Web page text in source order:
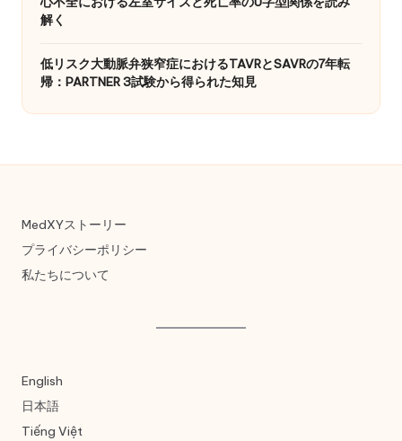
解く
低リスク大動脈弁狭窄症におけるTAVRとSAVRの7年転
帰：PARTNER 3試験から得られた知見
MedXYストーリー
プライバシーポリシー
私たちについて
English
日本語
Tiếng Việt